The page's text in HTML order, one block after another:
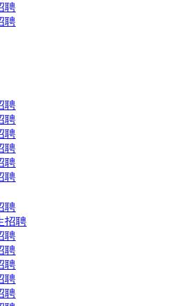
聘
聘
聘
聘
聘
聘
聘
聘
聘
招聘
聘
聘
聘
聘
聘